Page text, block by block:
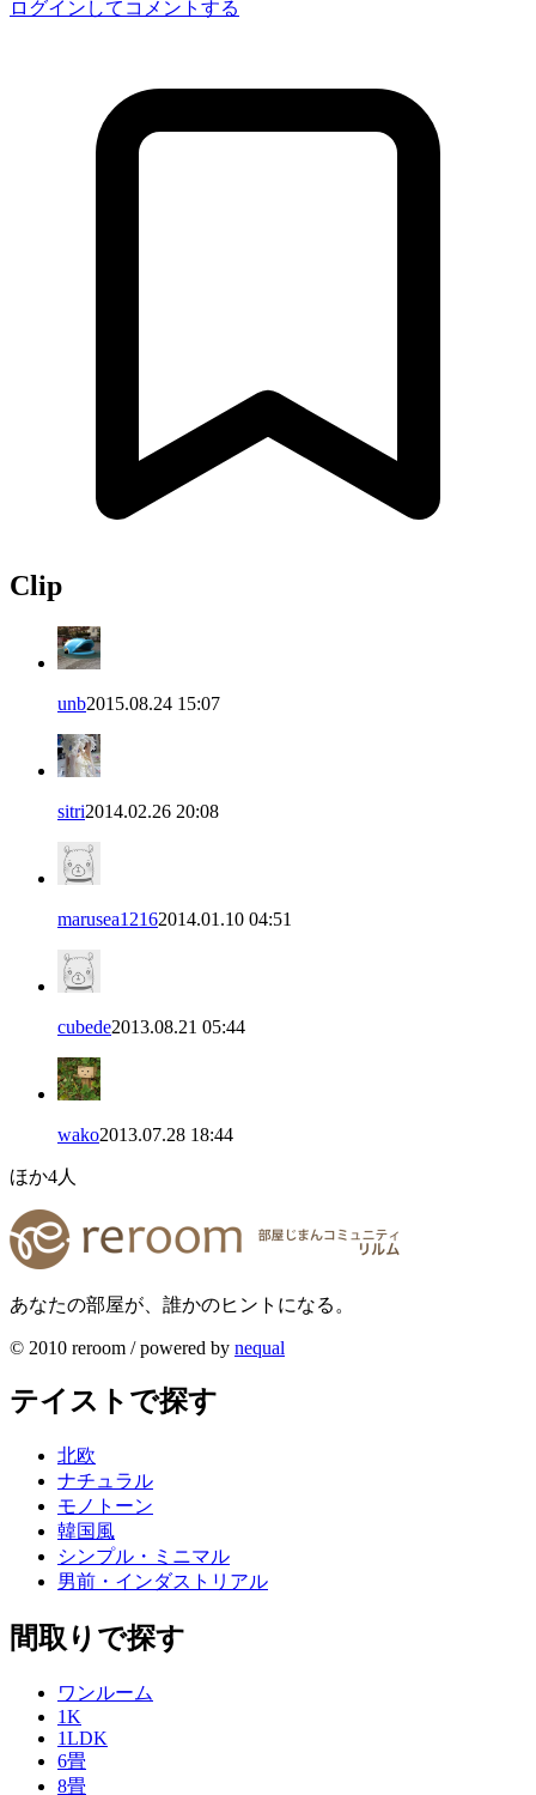
ログインしてコメントする
Clip
unb2015.08.24 15:07
sitri2014.02.26 20:08
marusea12162014.01.10 04:51
cubede2013.08.21 05:44
wako2013.07.28 18:44
ほか4人
あなたの部屋が、誰かのヒントになる。
© 2010 reroom / powered by nequal
テイストで探す
北欧
ナチュラル
モノトーン
韓国風
シンプル・ミニマル
男前・インダストリアル
間取りで探す
ワンルーム
1K
1LDK
6畳
8畳